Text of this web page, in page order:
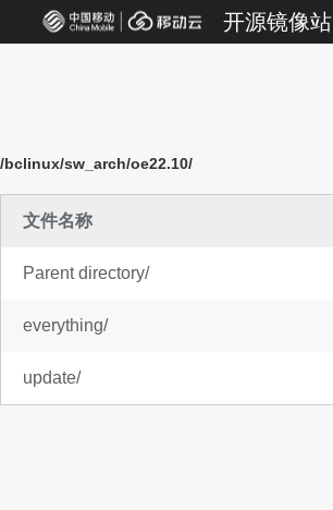
开源镜像站
/bclinux/sw_arch/oe22.10/
文件名称
Parent directory/
everything/
update/